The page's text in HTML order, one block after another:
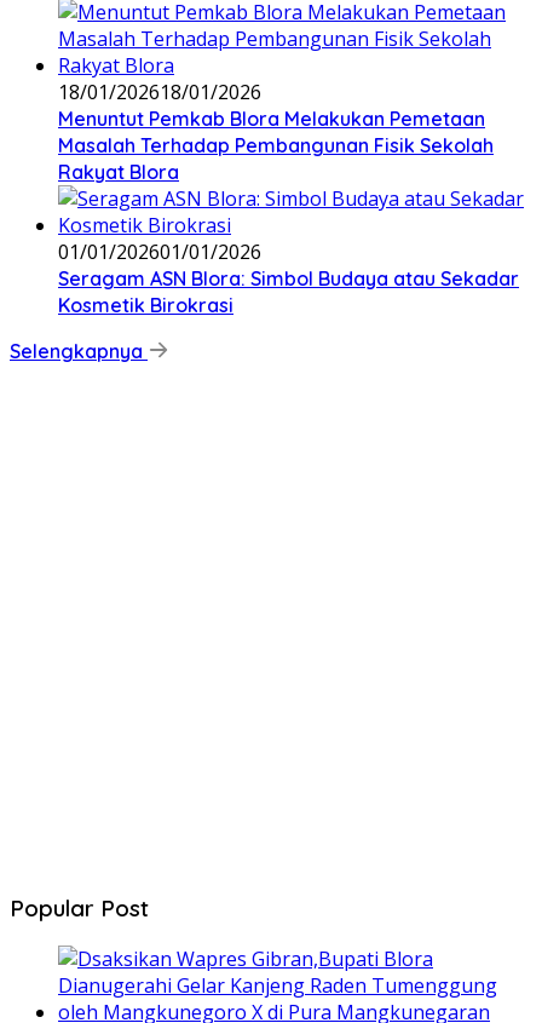
18/01/202618/01/2026
‎Menuntut Pemkab Blora Melakukan Pemetaan
Masalah Terhadap Pembangunan Fisik Sekolah
Rakyat Blora
01/01/202601/01/2026
‎Seragam ASN Blora: Simbol Budaya atau Sekadar
Kosmetik Birokrasi
Selengkapnya
Popular Post